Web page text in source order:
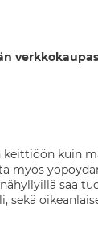
kuin
myös
saa
sekä